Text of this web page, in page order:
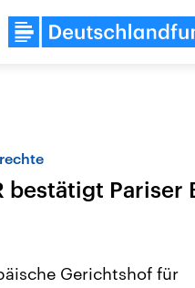
bestätigt Pariser
Gerichtshof für